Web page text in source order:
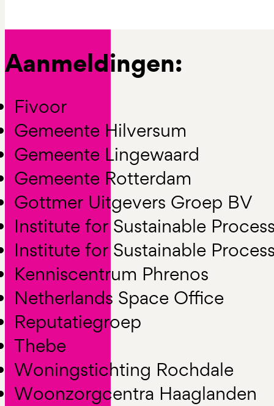
Aanmeldingen:
Fivoor
Gemeente Hilversum
Gemeente Lingewaard
Gemeente Rotterdam
Gottmer Uitgevers Groep BV
Institute for Sustainable
Institute for Sustainable
Kenniscentrum Phrenos
Netherlands Space Office
Reputatiegroep
Thebe
Woningstichting Rochdale
Woonzorgcentra Haaglanden